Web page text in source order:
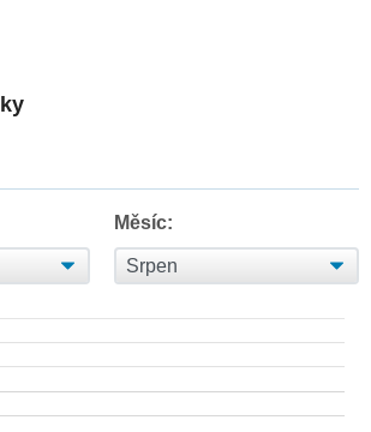
Měsíc: